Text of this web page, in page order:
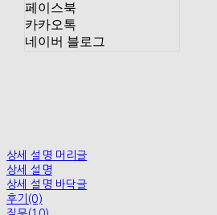
페이스북
카카오톡
네이버 블로그
상세 설명 머리글
상세 설명
상세 설명 바닥글
후기(0)